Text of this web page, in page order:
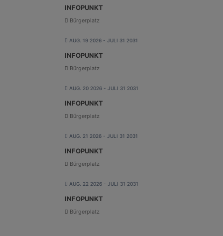
INFOPUNKT
Bürgerplatz
AUG. 19 2026 - JULI 31 2031
INFOPUNKT
Bürgerplatz
AUG. 20 2026 - JULI 31 2031
INFOPUNKT
Bürgerplatz
AUG. 21 2026 - JULI 31 2031
INFOPUNKT
Bürgerplatz
AUG. 22 2026 - JULI 31 2031
INFOPUNKT
Bürgerplatz